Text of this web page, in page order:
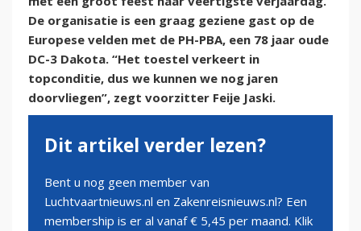
De organisatie is een graag geziene gast op de
Europese velden met de PH-PBA, een 78 jaar oude
DC-3 Dakota. “Het toestel verkeert in
topconditie, dus we kunnen we nog jaren
doorvliegen”, zegt voorzitter Feije Jaski.
Dit artikel verder lezen?
Bent u nog geen member van
Luchtvaartnieuws.nl en Zakenreisnieuws.nl? Een
membership is er al vanaf € 5,45 per maand. Klik